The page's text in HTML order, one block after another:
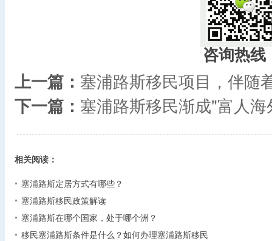
咨询热线
上一篇： 塞浦路斯移民项目，伴随
下一篇： 塞浦路斯移民渐成"富人
相关阅读：
塞浦路斯定居方式有哪些？
塞浦路斯移民政策解读
塞浦路斯在哪个国家，处于哪个洲？
移民塞浦路斯条件是什么？如何办理塞浦路斯移民